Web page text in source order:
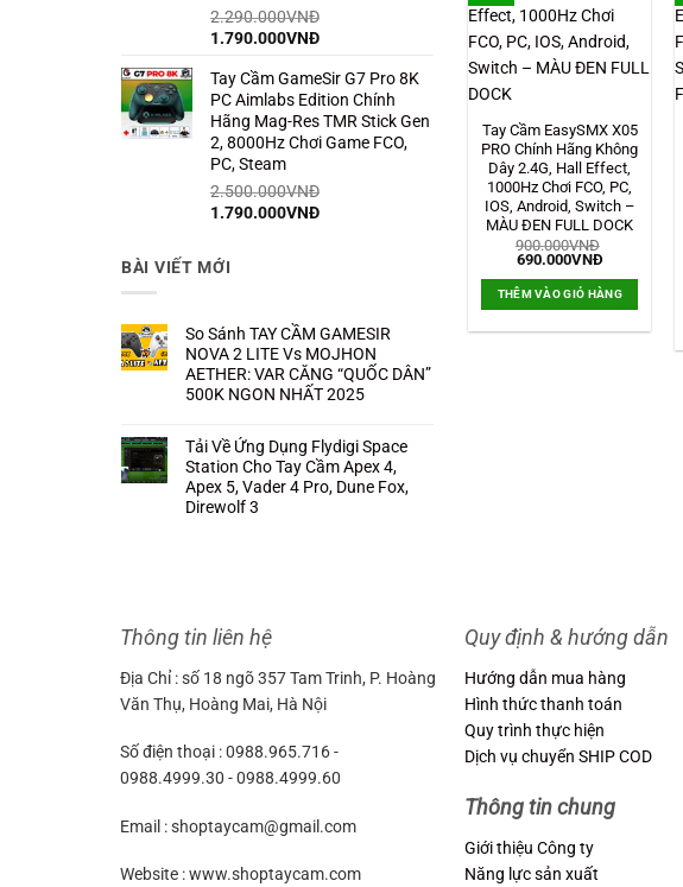
2.290.000VNĐ
Giá
là:
2.290.000VNĐ.
1.790.000VNĐGiá
tại
là:
1.790.000VNĐ.
Tay Cầm GameSir G7 Pro 8K
PC Aimlabs Edition Chính
Hãng Mag-Res TMR Stick Gen
2, 8000Hz Chơi Game FCO,
PC, Steam
2.500.000VNĐ
Giá
là:
2.500.000VNĐ.
1.790.000VNĐGiá
BÀI VIẾT MỚI
So Sánh TAY CẦM GAMESIR
NOVA 2 LITE Vs MOJHON
AETHER: VAR CĂNG “QUỐC DÂN”
500K NGON NHẤT 2025
bình
luận
ở
So
Sánh
TAY
CĂNG
500K
NHẤT
2025
Tải Về Ứng Dụng Flydigi Space
Station Cho Tay Cầm Apex 4,
Apex 5, Vader 4 Pro, Dune Fox,
Direwolf 3
Dụng
Flydigi
Station
Cho
Tay
Cầm
Apex
Vader
Fox,
Tay Cầm EasySMX X05
PRO Chính Hãng Không
Dây 2.4G, Hall Effect,
1000Hz Chơi FCO, PC,
IOS, Android, Switch –
MÀU ĐEN FULL DOCK
900.000VNĐ
Giá
là:
900.000VNĐ.
690.000VNĐGiá
tại
là:
690.000VNĐ.
THÊM VÀO GIỎ HÀNG
Thông tin liên hệ
Địa Chỉ : số 18 ngõ 357 Tam Trinh, P. Hoàng
Văn Thụ, Hoàng Mai, Hà Nội
Số điện thoại : 0988.965.716 -
0988.4999.30 - 0988.4999.60
Email : shoptaycam@gmail.com
Website : www.shoptaycam.com
Quy định & hướng dẫn
Hướng dẫn mua hàng
Hình thức thanh toán
Quy trình thực hiện
Dịch vụ chuyển SHIP COD
Thông tin chung
Giới thiệu Công ty
Năng lực sản xuất